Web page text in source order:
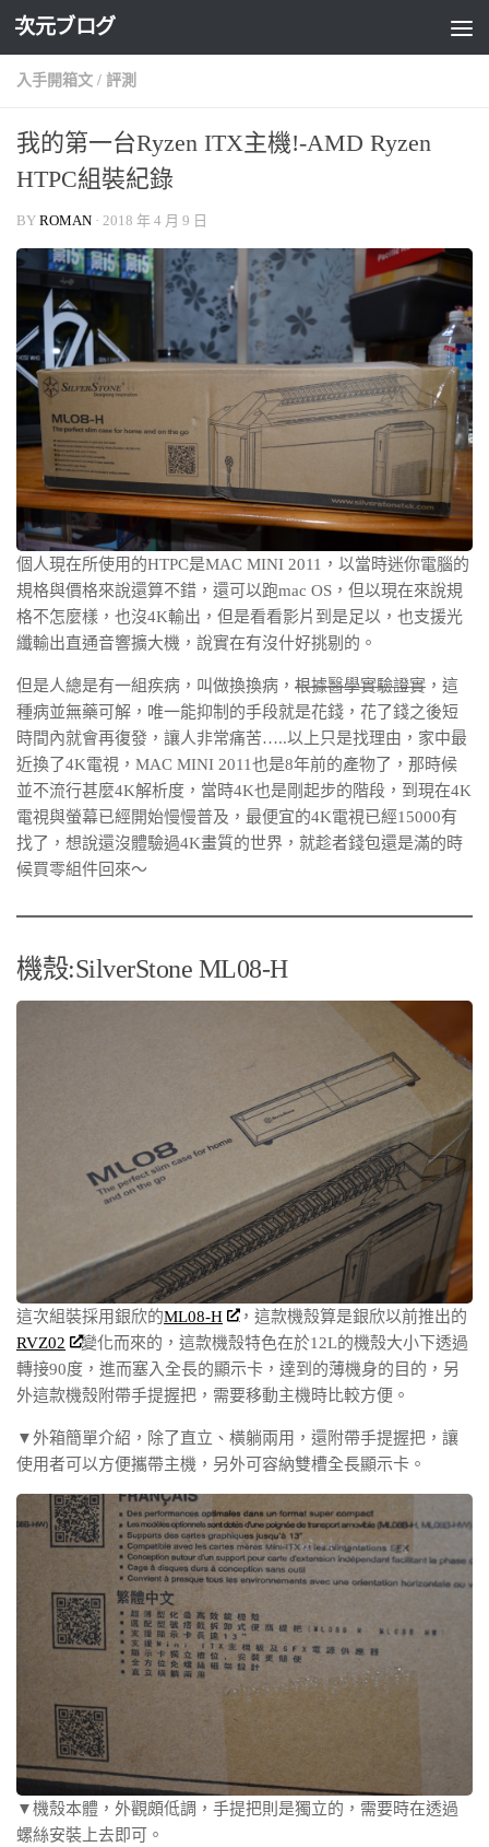
Skip to content
次元ブログ
入手開箱文 / 評測
我的第一台Ryzen ITX主機!-AMD Ryzen
HTPC組裝紀錄
BY ROMAN · 2018 年 4 月 9 日
個人現在所使用的HTPC是MAC MINI 2011，以當時迷你電腦的
規格與價格來說還算不錯，還可以跑mac OS，但以現在來說規
格不怎麼樣，也沒4K輸出，但是看看影片到是足以，也支援光
纖輸出直通音響擴大機，說實在有沒什好挑剔的。
但是人總是有一組疾病，叫做換換病， 根據醫學實驗證實 ，這
種病並無藥可解，唯一能抑制的手段就是花錢，花了錢之後短
時間內就會再復發，讓人非常痛苦…..以上只是找理由，家中最
近換了4K電視，MAC MINI 2011也是8年前的產物了，那時候
並不流行甚麼4K解析度，當時4K也是剛起步的階段，到現在4K
電視與螢幕已經開始慢慢普及，最便宜的4K電視已經15000有
找了，想說還沒體驗過4K畫質的世界，就趁者錢包還是滿的時
候買零組件回來～
機殼:SilverStone ML08-H
這次組裝採用銀欣的ML08-H
，這款機殼算是銀欣以前推出的
RVZ02
變化而來的，這款機殼特色在於12L的機殼大小下透過
轉接90度，進而塞入全長的顯示卡，達到的薄機身的目的，另
外這款機殼附帶手提握把，需要移動主機時比較方便。
▼外箱簡單介紹，除了直立、橫躺兩用，還附帶手提握把，讓
使用者可以方便攜帶主機，另外可容納雙槽全長顯示卡。
▼機殼本體，外觀頗低調，手提把則是獨立的，需要時在透過
螺絲安裝上去即可。